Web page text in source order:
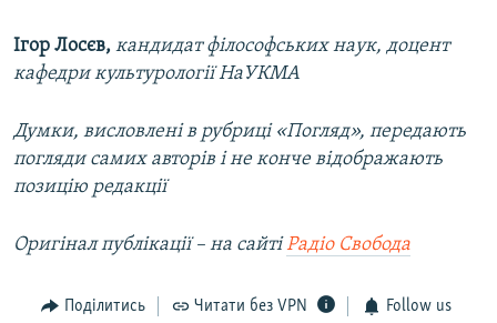
Ігор Лосєв, кандидат філософських наук, доцент
кафедри культурології НаУКМА
Думки, висловлені в рубриці «Погляд», передають
погляди самих авторів і не конче відображають
позицію редакції
Оригінал публікації – на сайтіРадіо Свобода
Поділитись Читати без VPN Follow us